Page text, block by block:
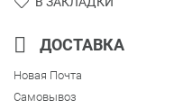
ДОСТАВКА
Новая Почта
Самовывоз